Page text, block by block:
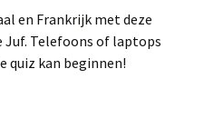
en Frankrijk met deze
Juf. Telefoons of laptops
quiz kan beginnen!
voor beginners